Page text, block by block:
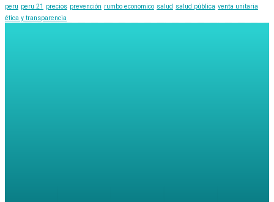
peru peru 21 precios prevención rumbo economico salud salud pública venta unitaria
ética y transparencia